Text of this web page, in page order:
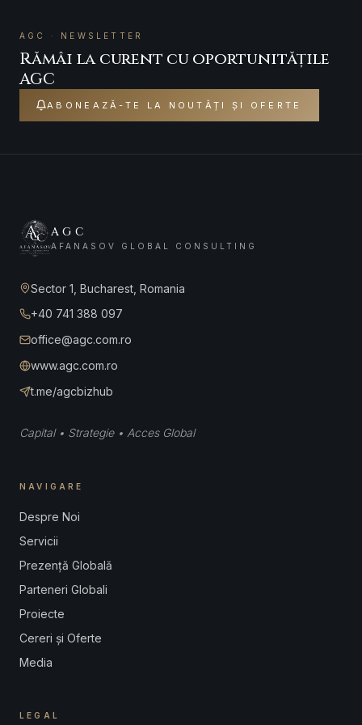
AGC · NEWSLETTER
Rămâi la curent cu oportunitățile
AGC
ABONEAZĂ-TE LA NOUTĂȚI ȘI OFERTE
AGC
AFANASOV GLOBAL CONSULTING
Sector 1, Bucharest, Romania
+40 741 388 097
office@agc.com.ro
www.agc.com.ro
t.me/agcbizhub
Capital • Strategie • Acces Global
NAVIGARE
Despre Noi
Servicii
Prezență Globală
Parteneri Globali
Proiecte
Cereri și Oferte
Media
LEGAL